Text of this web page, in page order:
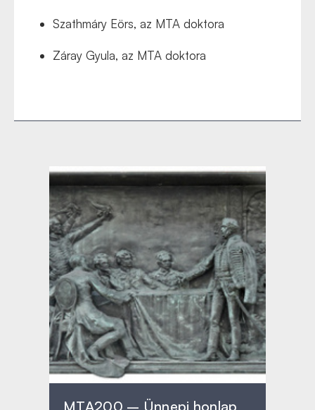
Szathmáry Eörs, az MTA doktora
Záray Gyula, az MTA doktora
MTA200 – Ünnepi honlap